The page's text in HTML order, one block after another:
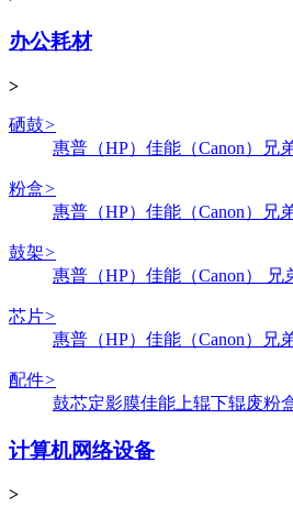
办公耗材
>
硒鼓>
惠普（HP） 佳能（Canon） 兄
粉盒>
惠普（HP） 佳能（Canon） 兄
鼓架>
惠普（HP） 佳能（Canon） 兄
芯片>
惠普（HP） 佳能（Canon） 兄
配件>
鼓芯定影膜佳能 上辊下辊废粉
计算机网络设备
>